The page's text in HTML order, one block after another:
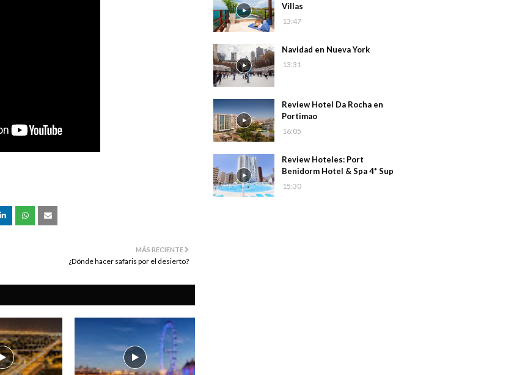
MÁS RECIENTE
¿Dónde hacer safaris por el desierto?
Villas
13:47
Navidad en Nueva York
13:31
Review Hotel Da Rocha en
Portimao
16:05
Review Hoteles: Port
Benidorm Hotel & Spa 4* Sup
15:30